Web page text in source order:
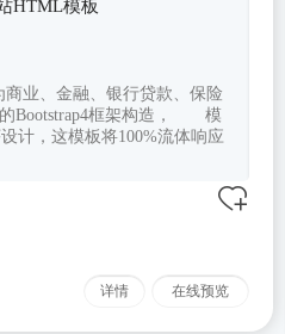
HTML模板
业、金融、银行贷款、保险
的Bootstrap4框架构造， 模
计，这模板将100%流体响应
详情 在线预览